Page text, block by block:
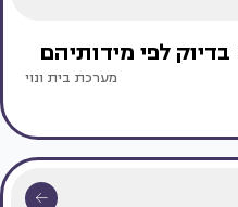
לפי מידותיהם
מערכת בית ונוי